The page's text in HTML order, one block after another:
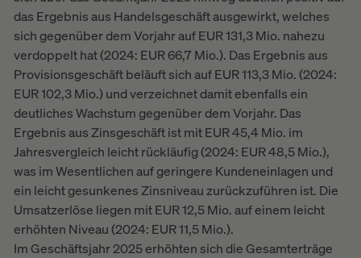
das Ergebnis aus Handelsgeschäft ausgewirkt, welches
sich gegenüber dem Vorjahr auf EUR 131,3 Mio. nahezu
verdoppelt hat (2024: EUR 66,7 Mio.). Das Ergebnis aus
Provisionsgeschäft beläuft sich auf EUR 113,3 Mio. (2024:
EUR 102,3 Mio.) und verzeichnet damit ebenfalls ein
deutliches Wachstum gegenüber dem Vorjahr. Das
Ergebnis aus Zinsgeschäft ist mit EUR 45,4 Mio. im
Jahresvergleich leicht rückläufig (2024: EUR 48,5 Mio.),
was im Wesentlichen auf geringere Kundeneinlagen und
ein leicht gesunkenes Zinsniveau zurückzuführen ist. Die
Umsatzerlöse liegen mit EUR 12,5 Mio. auf einem leicht
erhöhten Niveau (2024: EUR 11,5 Mio.).
Im Geschäftsjahr 2025 erhöhten sich die Gesamterträge